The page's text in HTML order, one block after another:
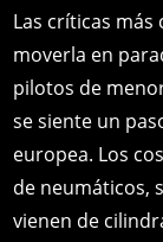
Las críticas más
moverla en
pilotos de
se siente un
europea. Los
de neumáticos,
vienen de